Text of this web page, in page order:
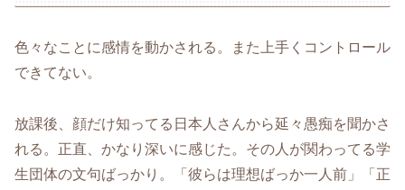
色々なことに感情を動かされる。また上手くコントロール
できてない。
放課後、顔だけ知ってる日本人さんから延々愚痴を聞かさ
れる。正直、かなり深いに感じた。その人が関わってる学
生団体の文句ばっかり。「彼らは理想ばっか一人前」「正